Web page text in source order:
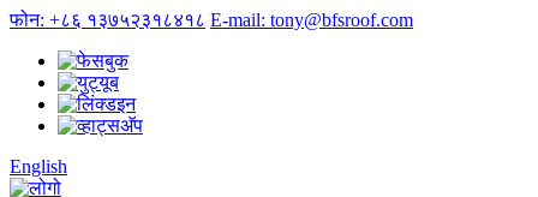
फोन: +८६ १३७५२३१८४१८ E-mail: tony@bfsroof.com
English